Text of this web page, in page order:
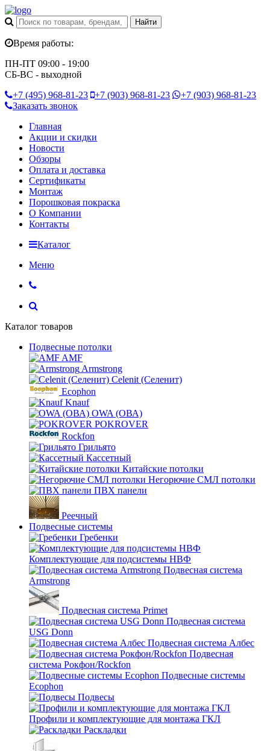
Время работы:
ПН-ПТ 09:00 - 19:00
СБ-ВС - выходной
+7 (495) 968-81-23 +7 (903) 968-81-23 +7 (903) 968-81-23
Заказать звонок
Главная
Акции и скидки
Новости
Обзоры
Оплата и доставка
Сертификаты
Монтаж
Порошковая покраска
О Компании
Контакты
Каталог
Меню
Каталог товаров
Подвесные потолки
AMF
Armstrong
Celenit (Селенит)
Ecophon
Knauf
OWA (ОВА)
POKROVER
Rockfon
Грильято
Кассетный
Китайские потолки
Негорючие СМЛ потолки
ПВХ панели
Реечный
Подвесные системы
Гребенки
Комплектующие для подсистемы НВФ
Подвесная система
Armstrong
Подвесная система Primet
Подвесная система
USG Donn
Подвесная система Албес
Подвесная
система Рокфон/Rockfon
Подвесные системы
Ecophon
Подвесы
Профили и комплектующие для монтажа ГКЛ
Раскладки